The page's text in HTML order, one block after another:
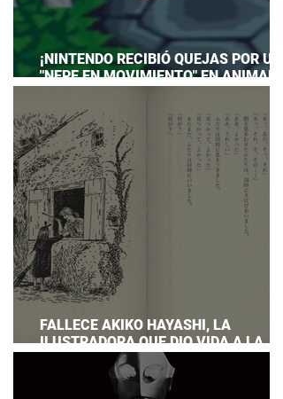
¡NINTENDO RECIBIÓ QUEJAS POR UN
"NEPE EN MOVIMIENTO" EN ANIMAL
PREPARAR UNA RESPUESTA OFICIAL!
FALLECE AKIKO HAYASHI, LA
ILUSTRADORA QUE DIO VIDA A LA
NOVELA ORIGINAL DE KIKI'S DELIVERY